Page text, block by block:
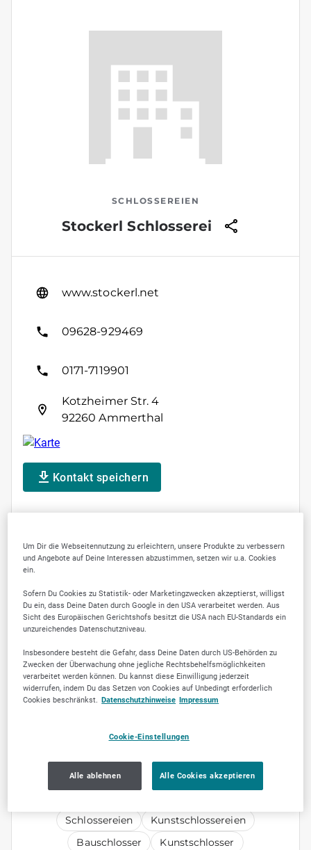
SCHLOSSEREIEN
Stockerl Schlosserei
www.stockerl.net
09628-929469
0171-7119901
Kotzheimer Str. 4
92260 Ammerthal
Kontakt speichern
SELLWERK Trusted
Jetzt empfehlen
KEYWORDS
Schlossereien
Kunstschlossereien
Bauschlosser
Kunstschlosser
Um Dir die Webseitennutzung zu erleichtern, unsere Produkte zu verbessern
und Angebote auf Deine Interessen abzustimmen, setzen wir u.a. Cookies
ein.
Sofern Du Cookies zu Statistik- oder Marketingzwecken akzeptierst, willigst
Du ein, dass Deine Daten durch Google in den USA verarbeitet werden. Aus
Sicht des Europäischen Gerichtshofs besitzt die USA nach EU-Standards ein
unzureichendes Datenschutzniveau.
Insbesondere besteht die Gefahr, dass Deine Daten durch US-Behörden zu
Zwecken der Überwachung ohne jegliche Rechtsbehelfsmöglichkeiten
verarbeitet werden können. Du kannst diese Einwilligung jederzeit
widerrufen, indem Du das Setzen von Cookies auf Unbedingt erforderlich
Cookies beschränkst. Datenschutzhinweise Impressum
Cookie-Einstellungen
Alle ablehnen Alle Cookies akzeptieren